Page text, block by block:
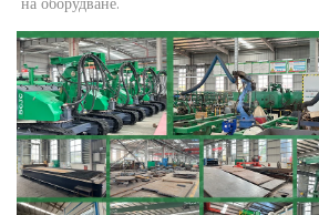
на оборудване.